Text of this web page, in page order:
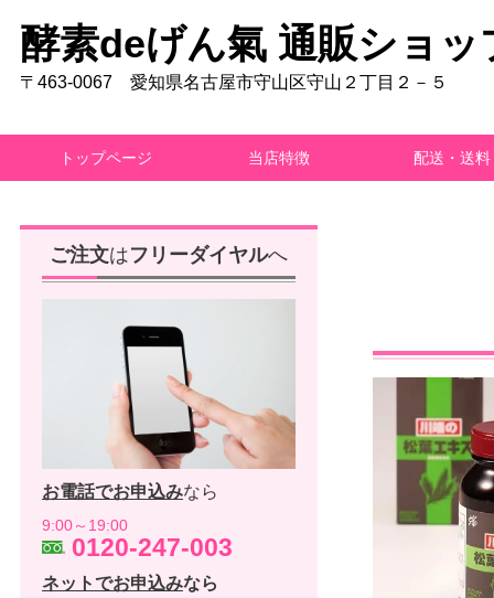
酵素deげん氣 通販ショッ
〒463-0067 愛知県名古屋市守山区守山２丁目２－５
トップページ 当店特徴 配送・送料
ご注文はフリーダイヤルへ
お電話でお申込みなら
9:00～19:00
0120-247-003
ネットでお申込みなら